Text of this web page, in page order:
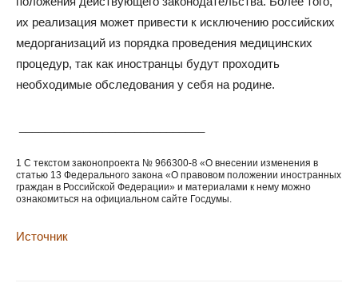
их реализация может привести к исключению российских
медорганизаций из порядка проведения медицинских
процедур, так как иностранцы будут проходить
необходимые обследования у себя на родине.
1 С текстом законопроекта № 966300-8 «О внесении изменения в
статью 13 Федерального закона «О правовом положении иностранных
граждан в Российской Федерации» и материалами к нему можно
ознакомиться на официальном сайте Госдумы.
Источник